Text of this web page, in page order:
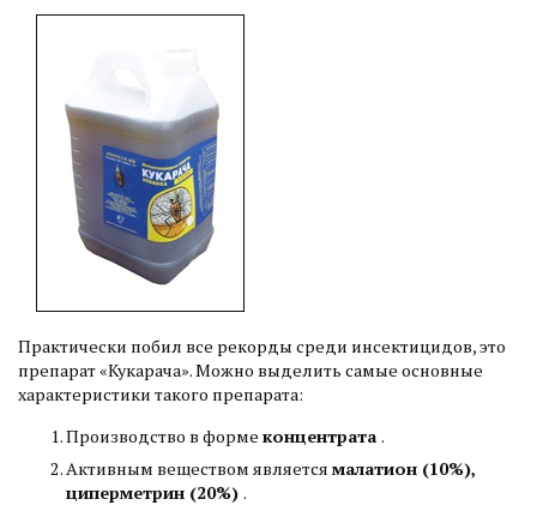
Практически побил все рекорды среди инсектицидов, это
препарат «Кукарача». Можно выделить самые основные
характеристики такого препарата:
Производство в форме концентрата .
Активным веществом является малатион (10%),
циперметрин (20%) .